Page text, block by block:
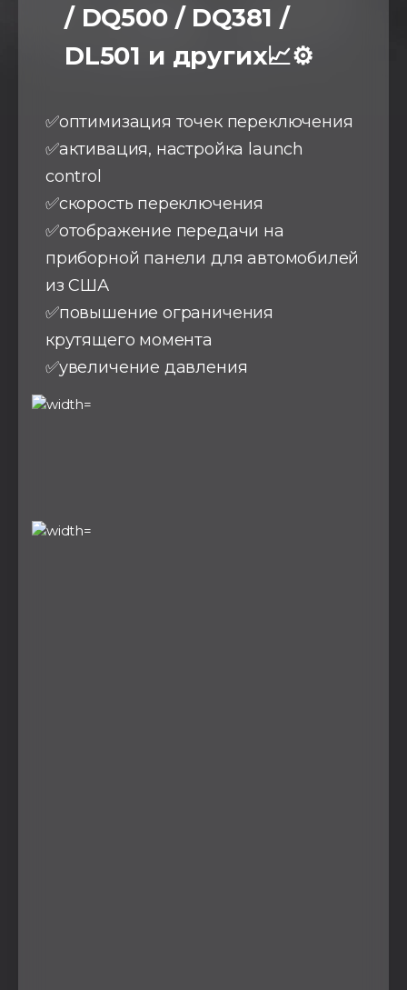
/ DQ500 / DQ381 /
DL501 и других📈⚙️
✅оптимизация точек переключения
✅активация, настройка launch
control
✅скорость переключения
✅отображение передачи на
приборной панели для автомобилей
из США
✅повышение ограничения
крутящего момента
✅увеличение давления